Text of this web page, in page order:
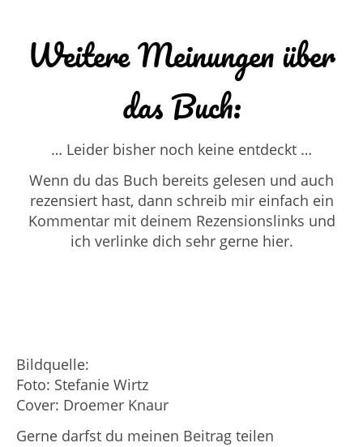
Weitere Meinungen über
das Buch:
… Leider bisher noch keine entdeckt …
Wenn du das Buch bereits gelesen und auch
rezensiert hast, dann schreib mir einfach ein
Kommentar mit deinem Rezensionslinks und
ich verlinke dich sehr gerne hier.
Bildquelle:
Foto: Stefanie Wirtz
Cover: Droemer Knaur
Gerne darfst du meinen Beitrag teilen